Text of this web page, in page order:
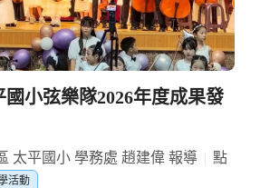
小弦樂隊2026年度成果發
太平國小 學務處 趙建偉 報導
點
活動